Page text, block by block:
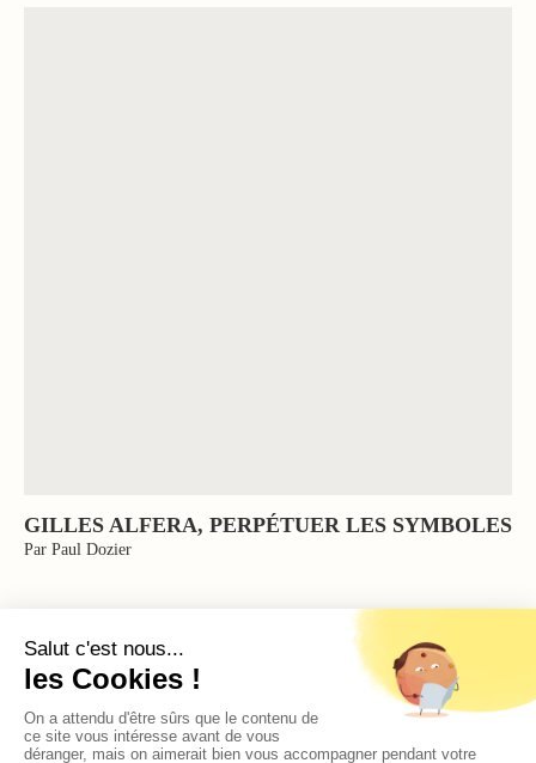
GILLES ALFERA, PERPÉTUER LES SYMBOLES
Par Paul Dozier